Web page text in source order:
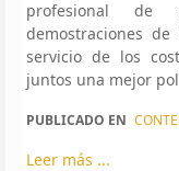
profesional de
demostraciones
servicio de los
juntos una mejor
PUBLICADO EN
Leer más ...